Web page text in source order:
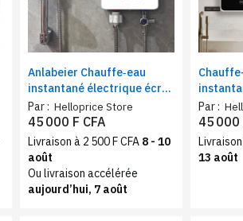
Anlabeier Chauffe‑eau
instantané électrique écran
LED – 6 000 W, Débit
nominale 2 à 6 L/min,
Douche, cuisine
Par : Helloprice Store
45 000 F CFA
Livraison à 2 500 F CFA 8 - 10
août
Ou livraison accélérée
aujourd’hui, 7 août
Par :
45 000
13 août